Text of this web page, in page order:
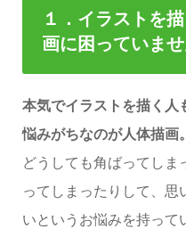
１．イラストを
画に困っていま
本気でイラストを描く人
悩みがちなのが人体描画。
どうしても角ばってしま
ってしまったりして、思
いというお悩みを持って